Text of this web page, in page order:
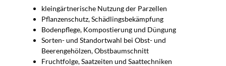
kleingärtnerische Nutzung der Parzellen
Pflanzenschutz, Schädlingsbekämpfung
Bodenpflege, Kompostierung und Düngung
Sorten- und Standortwahl bei Obst- und
Beerengehölzen, Obstbaumschnitt
Fruchtfolge, Saatzeiten und Saattechniken